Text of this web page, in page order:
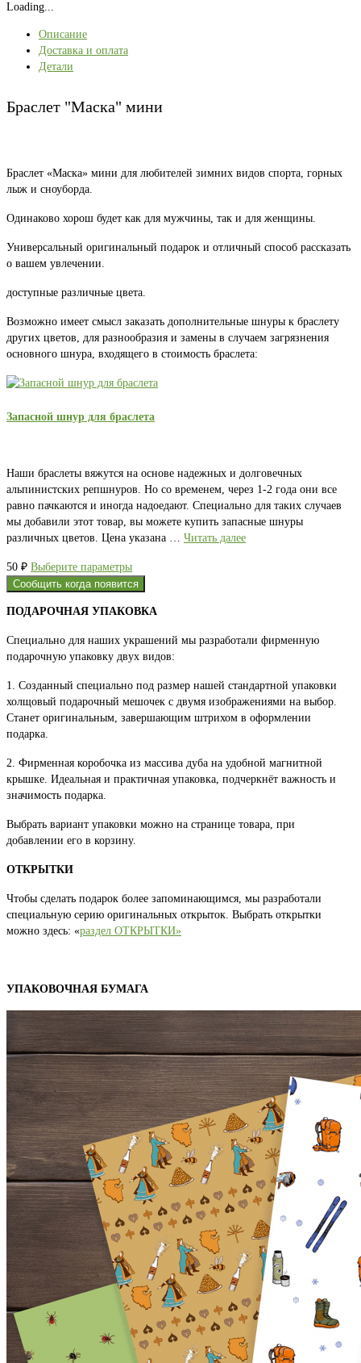
Loading...
Описание
Доставка и оплата
Детали
Браслет "Маска" мини
Браслет «Маска» мини для любителей зимних видов спорта, горных
лыж и сноуборда.
Одинаково хорош будет как для мужчины, так и для женщины.
Универсальный оригинальный подарок и отличный способ рассказать
о вашем увлечении.
доступные различные цвета.
Возможно имеет смысл заказать дополнительные шнуры к браслету
других цветов, для разнообразия и замены в случаем загрязнения
основного шнура, входящего в стоимость браслета:
Запасной шнур для браслета
Наши браслеты вяжутся на основе надежных и долговечных
альпинистских репшнуров. Но со временем, через 1-2 года они все
равно пачкаются и иногда надоедают. Специально для таких случаев
мы добавили этот товар, вы можете купить запасные шнуры
различных цветов. Цена указана … Читать далее
50 ₽ Выберите параметрыЭтот
товар
несколько
Опции
можно
товара.
Сообщить когда появится
ПОДАРОЧНАЯ УПАКОВКА
Специально для наших украшений мы разработали фирменную
подарочную упаковку двух видов:
1. Созданный специально под размер нашей стандартной упаковки
холщовый подарочный мешочек с двумя изображениями на выбор.
Станет оригинальным, завершающим штрихом в оформлении
подарка.
2. Фирменная коробочка из массива дуба на удобной магнитной
крышке. Идеальная и практичная упаковка, подчеркнёт важность и
значимость подарка.
Выбрать вариант упаковки можно на странице товара, при
добавлении его в корзину.
ОТКРЫТКИ
Чтобы сделать подарок более запоминающимся, мы разработали
специальную серию оригинальных открыток. Выбрать открытки
можно здесь: «раздел ОТКРЫТКИ»
УПАКОВОЧНАЯ БУМАГА